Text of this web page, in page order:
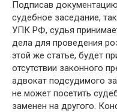
Подписав
судебное заседание,
УПК РФ, судья
дела для проведения
этой же статье, будет
отсутствии законного
адвокат подсудимого
не может посетить
заменен на другого.